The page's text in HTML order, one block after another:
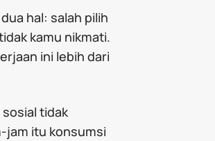
hal: salah pilih
kamu nikmati.
ini lebih dari
tidak
jam itu konsumsi